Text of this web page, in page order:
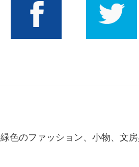
緑色のファッション、小物、文